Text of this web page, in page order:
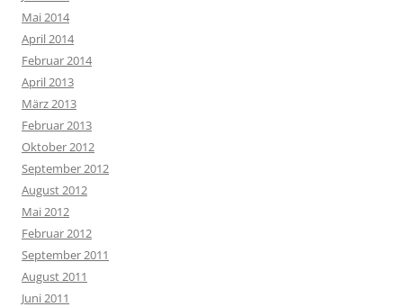
Mai 2014
April 2014
Februar 2014
April 2013
März 2013
Februar 2013
Oktober 2012
September 2012
August 2012
Mai 2012
Februar 2012
September 2011
August 2011
Juni 2011